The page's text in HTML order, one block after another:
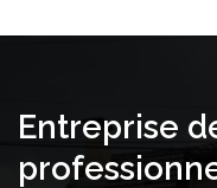
Entreprise